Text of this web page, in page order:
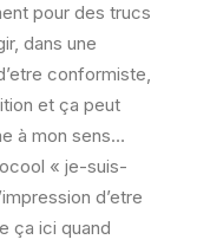
pour des trucs
dans une
conformiste,
et ça peut
à mon sens…
« je-suis-
d’etre
ça ici quand